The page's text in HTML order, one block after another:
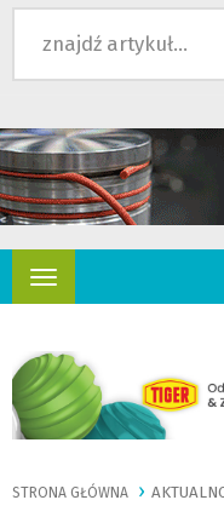
Rozwiń
STRONA GŁÓWNA